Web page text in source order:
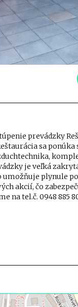
prevádzky
sa
je veľká
umožňuje plynule
akcií, čo
na tel.č. 0948 885